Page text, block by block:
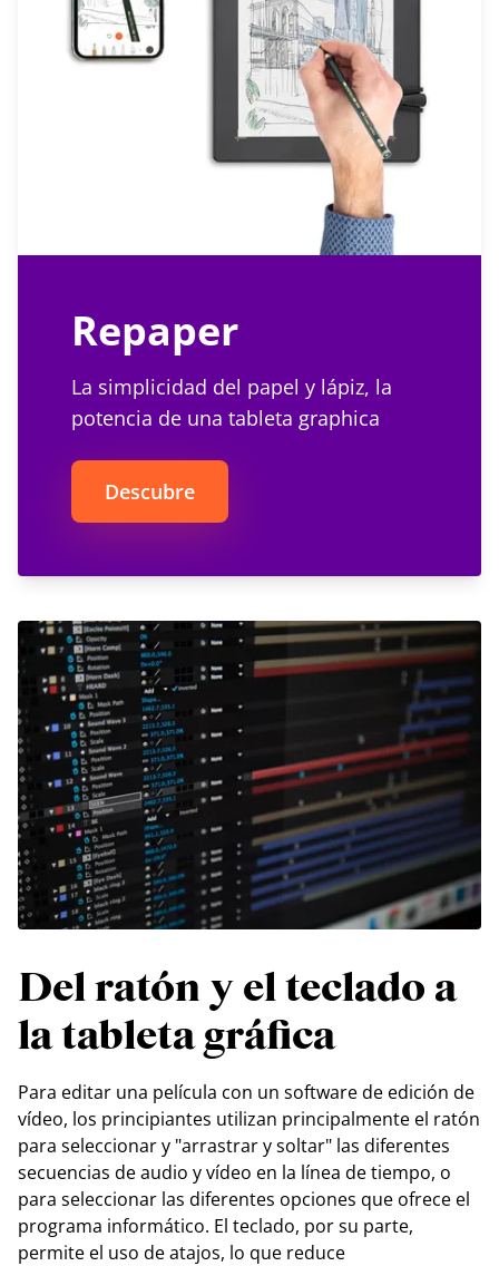
Repaper
La simplicidad del papel y lápiz, la
potencia de una tableta graphica
Descubre
Del ratón y el teclado a
la tableta gráfica
Para editar una película con un software de edición de
vídeo, los principiantes utilizan principalmente el ratón
para seleccionar y "arrastrar y soltar" las diferentes
secuencias de audio y vídeo en la línea de tiempo, o
para seleccionar las diferentes opciones que ofrece el
programa informático. El teclado, por su parte,
permite el uso de atajos, lo que reduce